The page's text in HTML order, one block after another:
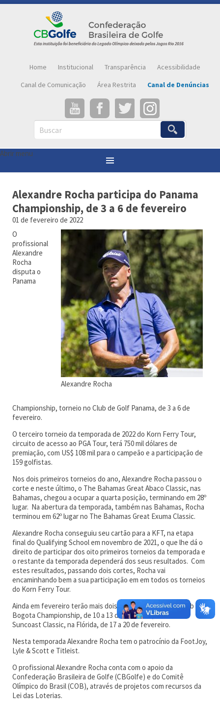
Home Institucional Transparência
Acessibilidade
Canal de Comunicação
Área Restrita Canal de Denúncias
Buscar
Abrir menu
Você está aqui: Notícias
Alexandre Rocha participa do Panama Championship, de 3 a 6 de fevereiro
Alexandre Rocha participa do Panama
Championship, de 3 a 6 de fevereiro
01 de fevereiro de 2022
Alexandre Rocha
O
profissional
Alexandre
Rocha
disputa o
Panama
Championship, torneio no Club de Golf Panama, de 3 a 6 de
fevereiro.
O terceiro torneio da temporada de 2022 do Korn Ferry Tour,
circuito de acesso ao PGA Tour, terá 750 mil dólares de
premiação, com US$ 108 mil para o campeão e a participação de
159 golfistas.
Nos dois primeiros torneios do ano, Alexandre Rocha passou o
corte e neste último, o The Bahamas Great Abaco Classic, nas
Bahamas, chegou a ocupar a quarta posição, terminando em 28º
lugar. Na abertura da temporada, também nas Bahamas, Rocha
terminou em 62º lugar no The Bahamas Great Exuma Classic.
Alexandre Rocha conseguiu seu cartão para a KFT, na etapa
final do Qualifying School em novembro de 2021, o que lhe dá o
direito de participar dos oito primeiros torneios da temporada e
o restante da temporada dependerá dos seus resultados. Com
estes resultados, passando dois cortes, Rocha vai
encaminhando bem a sua participação em em todos os torneios
do Korn Ferry Tour.
Ainda em fevereiro terão mais dois torneios, o Country Club de
Bogota Championship, de 10 a 13 de fevereiro, e o LECOM
Suncoast Classic, na Flórida, de 17 a 20 de fevereiro.
Nesta temporada Alexandre Rocha tem o patrocínio da FootJoy,
Lyle & Scott e Titleist.
O profissional Alexandre Rocha conta com o apoio da
Confederação Brasileira de Golfe (CBGolfe) e do Comitê
Olímpico do Brasil (COB), através de projetos com recursos da
Lei das Loterias.